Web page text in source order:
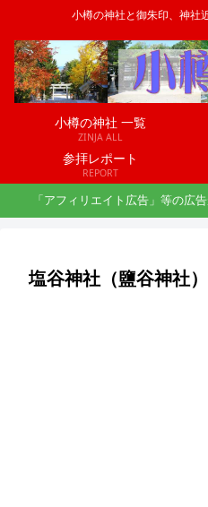
小樽の神社と御朱印、神社
小樽の神社 一覧
ZINJA ALL
参拝レポート
REPORT
「アフィリエイト広告」等の広
塩谷神社（鹽谷神社）